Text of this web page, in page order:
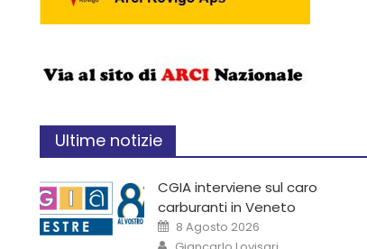
Ultime notizie
CGIA interviene sul caro
carburanti in Veneto
8 Agosto 2026